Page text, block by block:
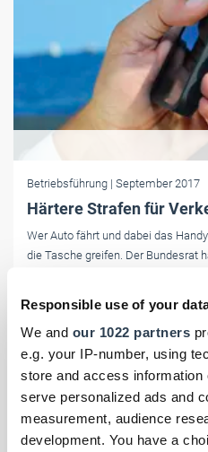
Responsible use of your
We and our 1022 partners
e.g. your IP-number, using
store and access
serve personalized ads and
measurement, audience
development. You have a
Betriebsführung | September 2017
Härtere Strafen für
Wer Auto fährt und dabei das
die Tasche greifen. Der Bundesrat